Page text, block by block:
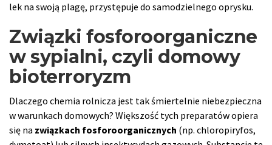
lek na swoją plagę, przystępuje do samodzielnego oprysku.
Związki fosforoorganiczne
w sypialni, czyli domowy
bioterroryzm
Dlaczego chemia rolnicza jest tak śmiertelnie niebezpieczna
w warunkach domowych? Większość tych preparatów opiera
się na związkach fosforoorganicznych (np. chloropiryfos,